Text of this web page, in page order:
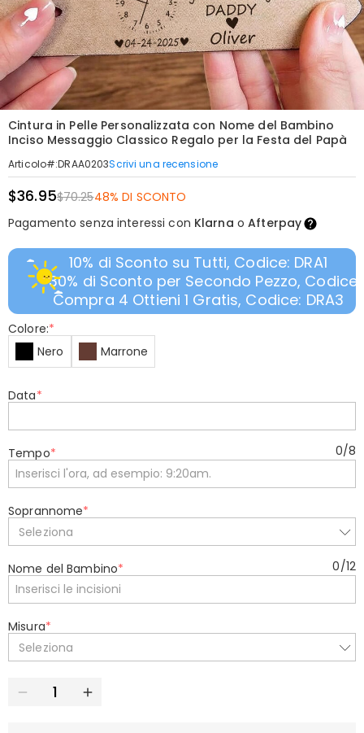
Cintura in Pelle Personalizzata con Nome del Bambino
Inciso Messaggio Classico Regalo per la Festa del Papà
Articolo#:DRAA0203Scrivi una recensione
$36.95$70.2548% DI SCONTO
Pagamento senza interessi con Klarna oAfterpay
10% di Sconto su Tutti, Codice: DRA1
30% di Sconto per Secondo Pezzo, Codice:
Compra 4 Ottieni 1 Gratis, Codice: DRA3
Colore:*
Nero
Marrone
Data*
Tempo* 0/8
Soprannome*
Seleziona
Nome del Bambino* 0/12
Misura*
Seleziona